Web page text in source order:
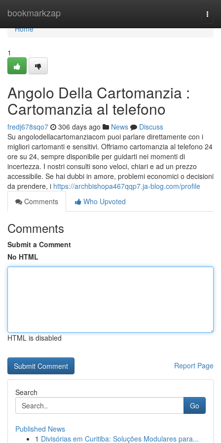
bookmarkzap
Home
Home
1
Angolo Della Cartomanzia :
Cartomanzia al telefono
fredj678sqo7 306 days ago News
Discuss
Su angolodellacartomanziacom puoi parlare direttamente con i
migliori cartomanti e sensitivi. Offriamo cartomanzia al telefono 24
ore su 24, sempre disponibile per guidarti nei momenti di
incertezza. I nostri consulti sono veloci, chiari e ad un prezzo
accessibile. Se hai dubbi in amore, problemi economici o decisioni
da prendere, i https://archbishopa467qqp7.ja-blog.com/profile
Comments
Who Upvoted
Comments
Submit a Comment
No HTML
HTML is disabled
Report Page
Search
Go
Published News
1 Divisórias em Curitiba: Soluções Modulares para...